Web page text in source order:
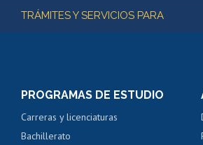
Más información
TRÁMITES Y SERVICIOS PARA
PROGRAMAS DE ESTUDIO
Carreras y licenciaturas
Bachillerato